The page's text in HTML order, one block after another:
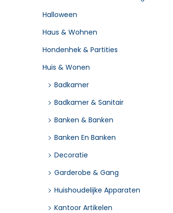
Halloween
Haus & Wohnen
Hondenhek & Partities
Huis & Wonen
Badkamer
Badkamer & Sanitair
Banken & Banken
Banken En Banken
Decoratie
Garderobe & Gang
Huishoudelijke Apparaten
Kantoor Artikelen